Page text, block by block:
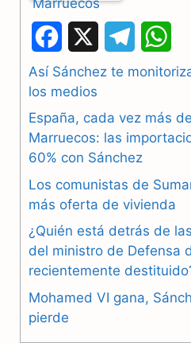
a
c
e
b
o
k
e
e
g
r
m
h
A
p
Así Sánchez te
los medios
España, cada vez más
Marruecos: las
60% con Sánchez
Los comunistas de
más oferta de vivienda
¿Quién está detrás de
del ministro de Defensa
recientemente
Mohamed VI gana,
pierde